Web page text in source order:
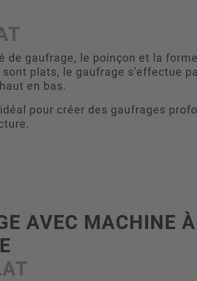
de gaufrage, le poinçon et la
plats, le gaufrage s’effectue
en bas.
pour créer des gaufrages
AVEC MACHINE À